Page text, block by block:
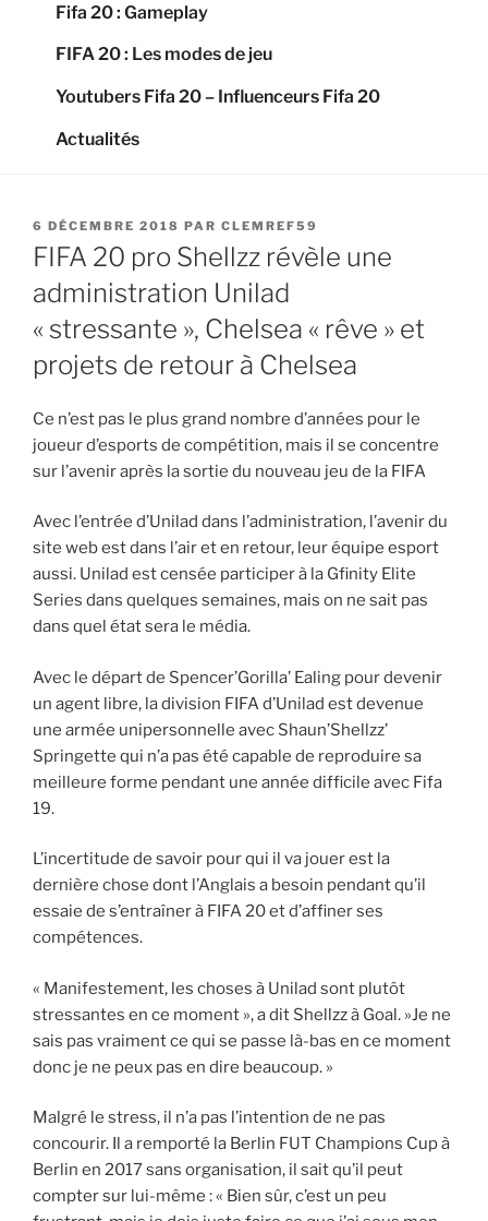
Fifa 20 : Gameplay
FIFA 20 : Les modes de jeu
Youtubers Fifa 20 – Influenceurs Fifa 20
Actualités
PUBLIÉ
LE
6 DÉCEMBRE 2018 PAR CLEMREF59
FIFA 20 pro Shellzz révèle une
administration Unilad
« stressante », Chelsea « rêve » et
projets de retour à Chelsea
Ce n’est pas le plus grand nombre d’années pour le
joueur d’esports de compétition, mais il se concentre
sur l’avenir après la sortie du nouveau jeu de la FIFA
Avec l’entrée d’Unilad dans l’administration, l’avenir du
site web est dans l’air et en retour, leur équipe esport
aussi. Unilad est censée participer à la Gfinity Elite
Series dans quelques semaines, mais on ne sait pas
dans quel état sera le média.
Avec le départ de Spencer’Gorilla’ Ealing pour devenir
un agent libre, la division FIFA d’Unilad est devenue
une armée unipersonnelle avec Shaun’Shellzz’
Springette qui n’a pas été capable de reproduire sa
meilleure forme pendant une année difficile avec Fifa
19.
L’incertitude de savoir pour qui il va jouer est la
dernière chose dont l’Anglais a besoin pendant qu’il
essaie de s’entraîner à FIFA 20 et d’affiner ses
compétences.
« Manifestement, les choses à Unilad sont plutôt
stressantes en ce moment », a dit Shellzz à Goal. »Je ne
sais pas vraiment ce qui se passe là-bas en ce moment
donc je ne peux pas en dire beaucoup. »
Malgré le stress, il n’a pas l’intention de ne pas
concourir. Il a remporté la Berlin FUT Champions Cup à
Berlin en 2017 sans organisation, il sait qu’il peut
compter sur lui-même : « Bien sûr, c’est un peu